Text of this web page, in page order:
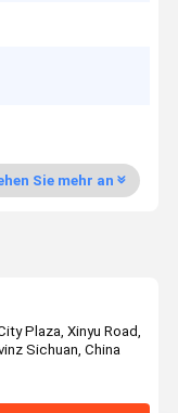
Sie mehr an
Plaza, Xinyu Road,
Sichuan, China